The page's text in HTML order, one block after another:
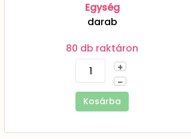
Egység
darab
80 db raktáron
+
–
Kosárba